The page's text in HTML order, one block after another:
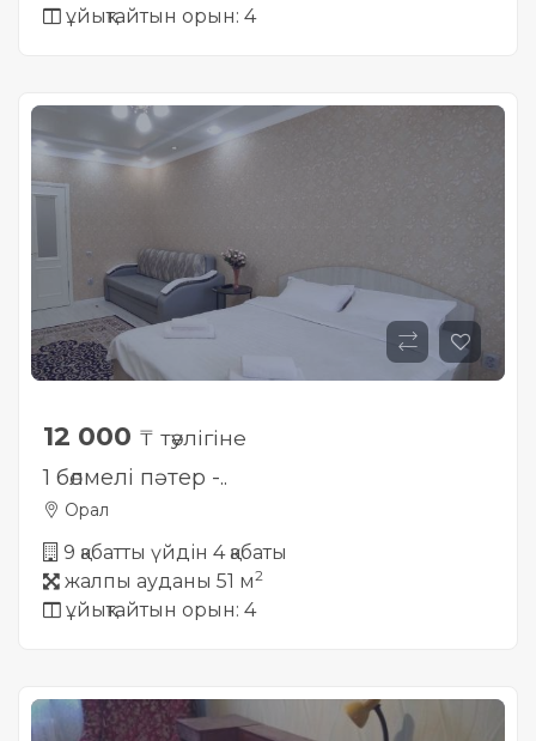
ұйықтайтын орын: 4
12 000 ₸ тәулігіне
1 бөлмелі пәтер -..
Орал
9 қабатты үйдін 4 қабаты
жалпы ауданы 51 м2
ұйықтайтын орын: 4